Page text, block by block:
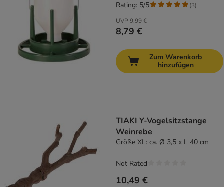
UVP 9,99 €
8,79 €
Rating: 5/5 (3)
Zum Warenkorb
hinzufügen
TIAKI Y-Vogelsitzstange
Weinrebe
Größe XL: ca. Ø 3,5 x L 40 cm
10,49 €
Not Rated